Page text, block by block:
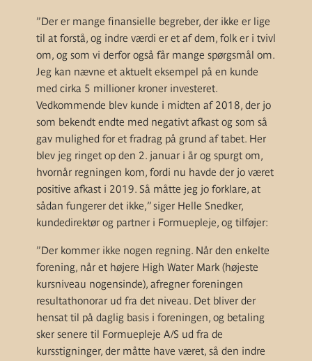
”Der er mange finansielle begreber, der ikke er lige
til at forstå, og indre værdi er et af dem, folk er i tvivl
om, og som vi derfor også får mange spørgsmål om.
Jeg kan nævne et aktuelt eksempel på en kunde
med cirka 5 millioner kroner investeret.
Vedkommende blev kunde i midten af 2018, der jo
som bekendt endte med negativt afkast og som så
gav mulighed for et fradrag på grund af tabet. Her
blev jeg ringet op den 2. januar i år og spurgt om,
hvornår regningen kom, fordi nu havde der jo været
positive afkast i 2019. Så måtte jeg jo forklare, at
sådan fungerer det ikke,” siger Helle Snedker,
kundedirektør og partner i Formuepleje, og tilføjer:
”Der kommer ikke nogen regning. Når den enkelte
forening, når et højere High Water Mark (højeste
kursniveau nogensinde), afregner foreningen
resultathonorar ud fra det niveau. Det bliver der
hensat til på daglig basis i foreningen, og betaling
sker senere til Formuepleje A/S ud fra de
kursstigninger, der måtte have været, så den indre